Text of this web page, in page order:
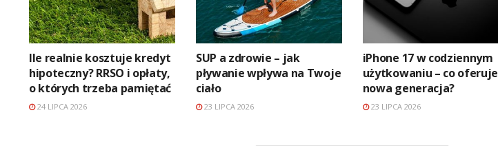
Ile realnie kosztuje kredyt
hipoteczny? RRSO i opłaty,
o których trzeba pamiętać
24 LIPCA 2026
SUP a zdrowie – jak
pływanie wpływa na Twoje
ciało
23 LIPCA 2026
iPhone 17 w codziennym
użytkowaniu – co oferuje
nowa generacja?
23 LIPCA 2026